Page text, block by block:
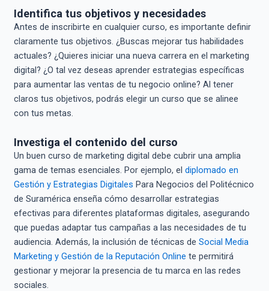
Identifica tus objetivos y necesidades
Antes de inscribirte en cualquier curso, es importante definir
claramente tus objetivos. ¿Buscas mejorar tus habilidades
actuales? ¿Quieres iniciar una nueva carrera en el marketing
digital? ¿O tal vez deseas aprender estrategias específicas
para aumentar las ventas de tu negocio online? Al tener
claros tus objetivos, podrás elegir un curso que se alinee
con tus metas.
Investiga el contenido del curso
Un buen curso de marketing digital debe cubrir una amplia
gama de temas esenciales. Por ejemplo, el diplomado en
Gestión y Estrategias Digitales Para Negocios del Politécnico
de Suramérica enseña cómo desarrollar estrategias
efectivas para diferentes plataformas digitales, asegurando
que puedas adaptar tus campañas a las necesidades de tu
audiencia. Además, la inclusión de técnicas de Social Media
Marketing y Gestión de la Reputación Online te permitirá
gestionar y mejorar la presencia de tu marca en las redes
sociales.